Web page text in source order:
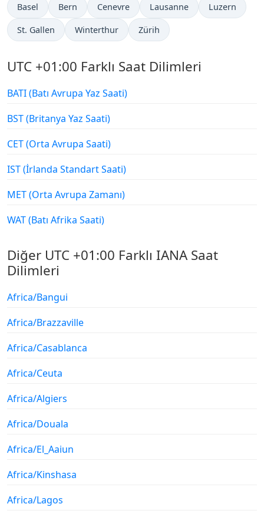
Basel Bern Cenevre Lausanne Luzern
St. Gallen Winterthur Zürih
UTC +01:00 Farklı Saat Dilimleri
BATI (Batı Avrupa Yaz Saati)
BST (Britanya Yaz Saati)
CET (Orta Avrupa Saati)
IST (İrlanda Standart Saati)
MET (Orta Avrupa Zamanı)
WAT (Batı Afrika Saati)
Diğer UTC +01:00 Farklı IANA Saat
Dilimleri
Africa/Bangui
Africa/Brazzaville
Africa/Casablanca
Africa/Ceuta
Africa/Algiers
Africa/Douala
Africa/El_Aaiun
Africa/Kinshasa
Africa/Lagos